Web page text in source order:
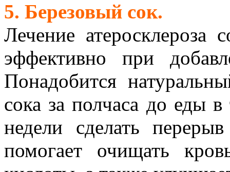
5. Березовый сок.
Лечение атеросклероза
эффективно при
Понадобится
сока за полчаса до еды
недели сделать
помогает очищать